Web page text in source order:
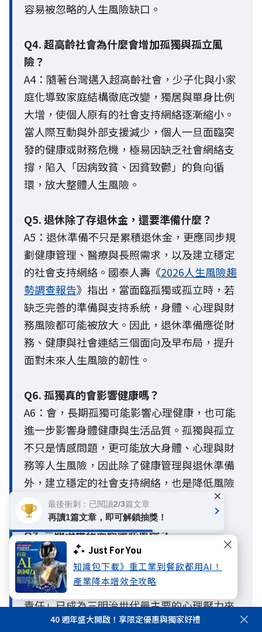
Just For You
知識包下載》重工業到餐飲都用AI！
產業降本增效全攻略
容易被忽略的人生風險缺口。
Q4. 超高齡社會為什麼會增加孤獨與孤立風
險？
A4：隨著台灣邁入超高齡社會，少子化與小家
庭化導致家庭結構徹底改變，獨居與單身比例
大增，使個人原有的社會支持網絡逐漸縮小。
當人際互動與外部支援減少，個人一旦面臨突
發的健康或財務危機，極易因缺乏社會網絡支
撐，陷入「因病致貧、因貧致鬱」的負向循
環，放大整體人生風險。
Q5. 退休除了存退休金，還要準備什麼？
A5：退休準備不只是累積退休金，更應同步規
劃健康管理、醫療與長照需求，以及建立穩定
的社會支持網絡。國泰人壽《2026人生風險趨
勢調查報告》指出，當面臨孤獨或孤立時，若
缺乏完善的準備與支持系統，身體、心理與財
務風險都可能被放大。因此，退休準備應從財
務、健康與社會連結三個面向及早布局，提升
面對未來人生風險的韌性。
Q6. 孤獨真的會影響健康嗎？
A6：會，長期孤獨可能影響心理健康，也可能
進一步影響身體健康與生活品質。孤獨與孤立
不只是情感問題，更可能放大身體、心理與財
務等人生風險，因此除了健康管理與退休準備
外，建立穩定的社會支持網絡，也是降低風險
的重要一環。
Q7. 三明治世代面臨哪些風險？
A7：三明治世代通常同時肩負照顧父母、扶養
子女及工作責任，因此容易面臨心理健康、財
務壓力及身體狀況等多重風險。「扶養與照護
責任」已成為三明治世代最主要的心理壓力來
源，長期下來可能影響健康、退休準備與財務
40 週年盛大開啟！享限定優惠與獨家好禮
最後衝刺：已閱讀2/3篇文章
再讀1篇文章，即可解鎖抽獎！
×